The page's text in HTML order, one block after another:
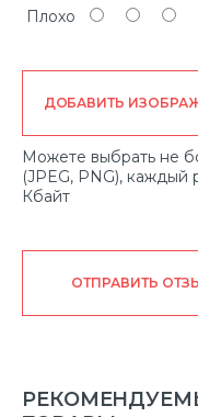
Плохо
ДОБАВИТЬ
Можете выбрать не
(JPEG, PNG), каждый
Кбайт
ОТПРАВИТЬ